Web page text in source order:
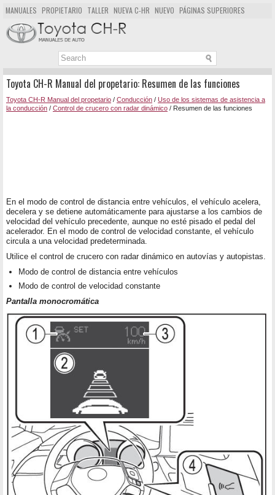
MANUALES PROPIETARIO TALLER NUEVA C-HR NUEVO PÁGINAS SUPERIORES
MAPA DEL SITIO
BUSCAR
Toyota CH-R Manual del propetario: Resumen de las funciones
Toyota CH-R Manual del propetario / Conducción / Uso de los sistemas de asistencia a
la conducción / Control de crucero con radar dinámico / Resumen de las funciones
En el modo de control de distancia entre vehículos, el vehículo acelera,
decelera y se detiene automáticamente para ajustarse a los cambios de
velocidad del vehículo precedente, aunque no esté pisado el pedal del
acelerador. En el modo de control de velocidad constante, el vehículo
circula a una velocidad predeterminada.
Utilice el control de crucero con radar dinámico en autovías y autopistas.
Modo de control de distancia entre vehículos
Modo de control de velocidad constante
Pantalla monocromática